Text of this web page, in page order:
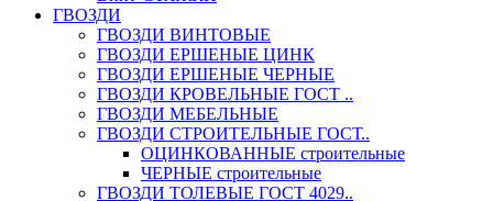
ГВОЗДИ
ГВОЗДИ ВИНТОВЫЕ
ГВОЗДИ ЕРШЕНЫЕ ЦИНК
ГВОЗДИ ЕРШЕНЫЕ ЧЕРНЫЕ
ГВОЗДИ КРОВЕЛЬНЫЕ ГОСТ ..
ГВОЗДИ МЕБЕЛЬНЫЕ
ГВОЗДИ СТРОИТЕЛЬНЫЕ ГОСТ..
ОЦИНКОВАННЫЕ строительные
ЧЕРНЫЕ строительные
ГВОЗДИ ТОЛЕВЫЕ ГОСТ 4029..